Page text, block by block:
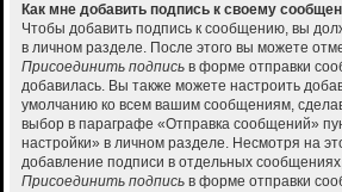
Как мне добавить подпись к своему
Чтобы добавить подпись к сообщению, вы
в личном разделе. После этого вы можете
Присоединить подпись в форме отправки
добавилась. Вы также можете настроить
умолчанию ко всем вашим сообщениям,
выбор в параграфе «Отправка сообщений»
настройки» в личном разделе. Несмотря на
добавление подписи в отдельных
Присоединить подпись в форме отправки